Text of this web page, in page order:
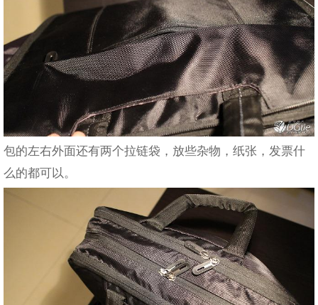
包的左右外面还有两个拉链袋，放些杂物，纸张，发票什
么的都可以。